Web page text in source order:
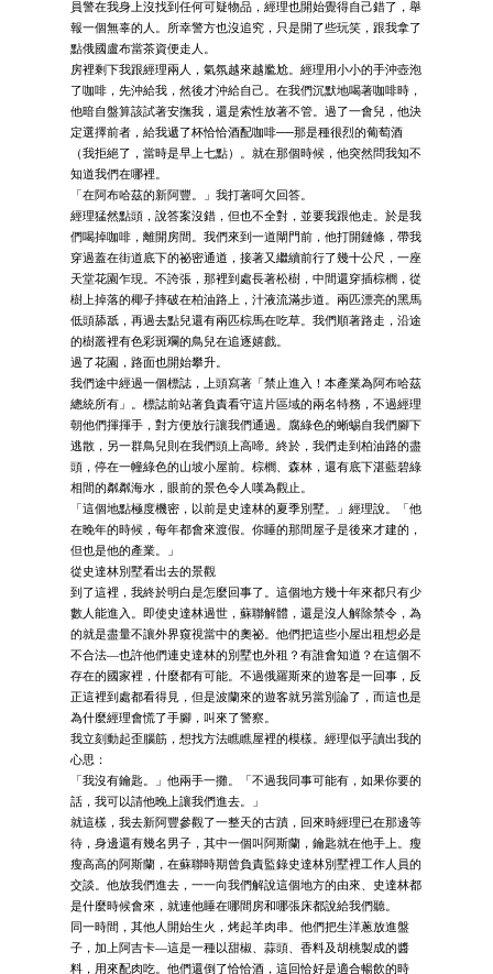
員警在我身上沒找到任何可疑物品，經理也開始覺得自己錯了，舉
報一個無辜的人。所幸警方也沒追究，只是開了些玩笑，跟我拿了
點俄國盧布當茶資便走人。
房裡剩下我跟經理兩人，氣氛越來越尷尬。經理用小小的手沖壺泡
了咖啡，先沖給我，然後才沖給自己。在我們沉默地喝著咖啡時，
他暗自盤算該試著安撫我，還是索性放著不管。過了一會兒，他決
定選擇前者，給我遞了杯恰恰酒配咖啡──那是種很烈的葡萄酒
（我拒絕了，當時是早上七點）。就在那個時候，他突然問我知不
知道我們在哪裡。
「在阿布哈茲的新阿豐。」我打著呵欠回答。
經理猛然點頭，說答案沒錯，但也不全對，並要我跟他走。於是我
們喝掉咖啡，離開房間。我們來到一道閘門前，他打開鏈條，帶我
穿過蓋在街道底下的祕密通道，接著又繼續前行了幾十公尺，一座
天堂花園乍現。不誇張，那裡到處長著松樹，中間還穿插棕櫚，從
樹上掉落的椰子摔破在柏油路上，汁液流滿步道。兩匹漂亮的黑馬
低頭舔舐，再過去點兒還有兩匹棕馬在吃草。我們順著路走，沿途
的樹叢裡有色彩斑斕的鳥兒在追逐嬉戲。
過了花園，路面也開始攀升。
我們途中經過一個標誌，上頭寫著「禁止進入！本產業為阿布哈茲
總統所有」。標誌前站著負責看守這片區域的兩名特務，不過經理
朝他們揮揮手，對方便放行讓我們通過。腐綠色的蜥蜴自我們腳下
逃散，另一群鳥兒則在我們頭上高啼。終於，我們走到柏油路的盡
頭，停在一幢綠色的山坡小屋前。棕櫚、森林，還有底下湛藍碧綠
相間的粼粼海水，眼前的景色令人嘆為觀止。
「這個地點極度機密，以前是史達林的夏季別墅。」經理說。「他
在晚年的時候，每年都會來渡假。你睡的那間屋子是後來才建的，
但也是他的產業。」
從史達林別墅看出去的景觀
到了這裡，我終於明白是怎麼回事了。這個地方幾十年來都只有少
數人能進入。即使史達林過世，蘇聯解體，還是沒人解除禁令，為
的就是盡量不讓外界窺視當中的奧祕。他們把這些小屋出租想必是
不合法—也許他們連史達林的別墅也外租？有誰會知道？在這個不
存在的國家裡，什麼都有可能。不過俄羅斯來的遊客是一回事，反
正這裡到處都看得見，但是波蘭來的遊客就另當別論了，而這也是
為什麼經理會慌了手腳，叫來了警察。
我立刻動起歪腦筋，想找方法瞧瞧屋裡的模樣。經理似乎讀出我的
心思：
「我沒有鑰匙。」他兩手一攤。「不過我同事可能有，如果你要的
話，我可以請他晚上讓我們進去。」
就這樣，我去新阿豐參觀了一整天的古蹟，回來時經理已在那邊等
待，身邊還有幾名男子，其中一個叫阿斯蘭，鑰匙就在他手上。瘦
瘦高高的阿斯蘭，在蘇聯時期曾負責監錄史達林別墅裡工作人員的
交談。他放我們進去，一一向我們解說這個地方的由來、史達林都
是什麼時候會來，就連他睡在哪間房和哪張床都說給我們聽。
同一時間，其他人開始生火，烤起羊肉串。他們把生洋蔥放進盤
子，加上阿吉卡—這是一種以甜椒、蒜頭、香料及胡桃製成的醬
料，用來配肉吃。他們還倒了恰恰酒，這回恰好是適合暢飲的時